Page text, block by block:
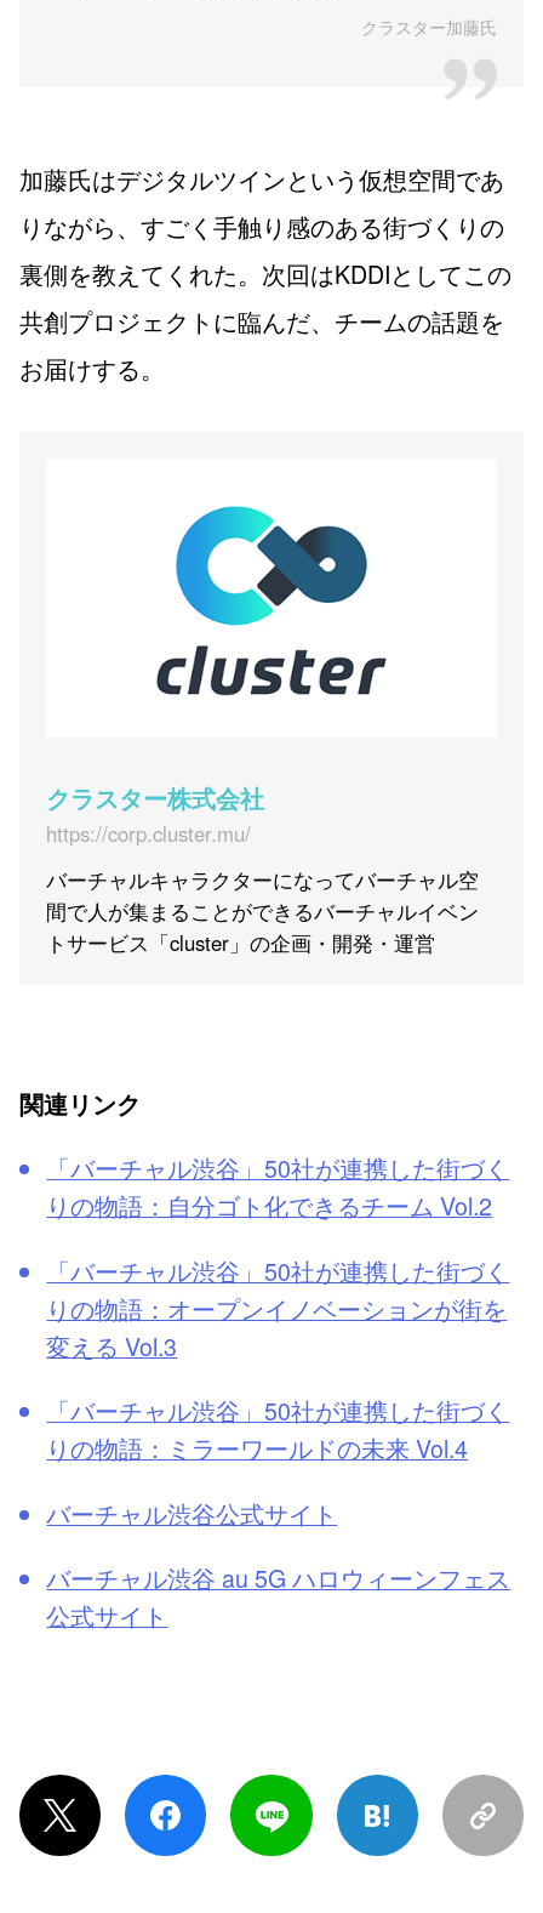
クラスター加藤氏
加藤氏はデジタルツインという仮想空間であ
りながら、すごく手触り感のある街づくりの
裏側を教えてくれた。次回はKDDIとしてこの
共創プロジェクトに臨んだ、チームの話題を
お届けする。
クラスター株式会社
https://corp.cluster.mu/
バーチャルキャラクターになってバーチャル空
間で人が集まることができるバーチャルイベン
トサービス「cluster」の企画・開発・運営
関連リンク
「バーチャル渋谷」50社が連携した街づく
りの物語：自分ゴト化できるチーム Vol.2
「バーチャル渋谷」50社が連携した街づく
りの物語：オープンイノベーションが街を
変える Vol.3
「バーチャル渋谷」50社が連携した街づく
りの物語：ミラーワールドの未来 Vol.4
バーチャル渋谷公式サイト
バーチャル渋谷 au 5G ハロウィーンフェス
公式サイト